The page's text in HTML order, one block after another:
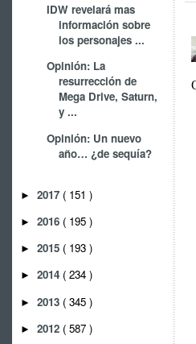
IDW revelará mas
información sobre
los personajes ...
Opinión: La
resurrección de
Mega Drive, Saturn,
y ...
Opinión: Un nuevo
año… ¿de sequía?
► 2017 ( 151 )
► 2016 ( 195 )
► 2015 ( 193 )
► 2014 ( 234 )
► 2013 ( 345 )
► 2012 ( 587 )